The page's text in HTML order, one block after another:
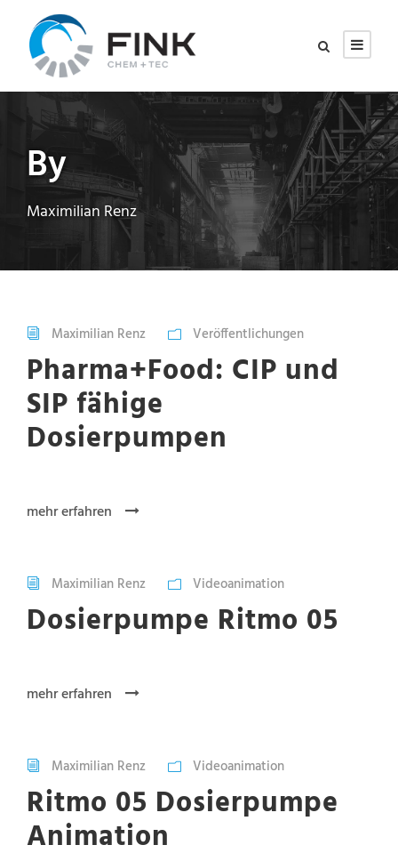
By
Maximilian Renz
Maximilian Renz Veröffentlichungen
Pharma+Food: CIP und
SIP fähige
Dosierpumpen
mehr erfahren
Maximilian Renz Videoanimation
Dosierpumpe Ritmo 05
mehr erfahren
Maximilian Renz Videoanimation
Ritmo 05 Dosierpumpe
Animation